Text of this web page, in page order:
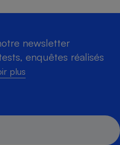
newsletter
enquêtes réalisés
plus